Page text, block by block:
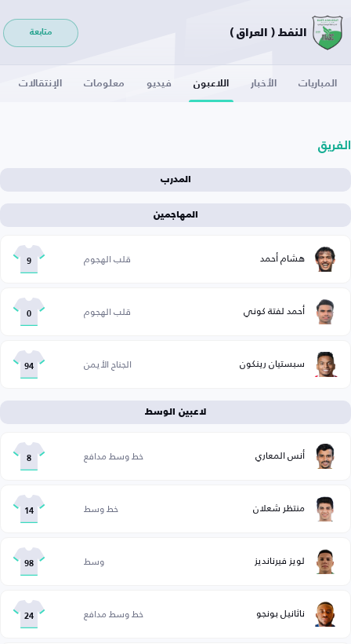
النفط ( العراق ) متابعة
المباريات الأخبار اللاعبون فيديو معلومات الإنتقالات
الفريق
المدرب
المهاجمين
هشام أحمد قلب الهجوم 9
أحمد لفتة كوني قلب الهجوم 0
سبستيان رينكون الجناح الأيمن 94
لاعبين الوسط
أنس المعاري خط وسط مدافع 8
منتظر شعلان خط وسط 14
لويز فيرنانديز وسط 98
ناثانيل بونجو خط وسط مدافع 24